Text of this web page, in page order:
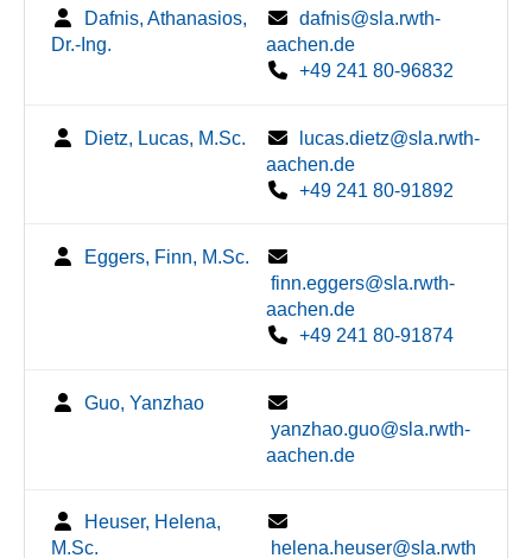
Dafnis, Athanasios,
Dr.-Ing.
dafnis@sla.rwth-
aachen.de
+49 241 80-96832
Dietz, Lucas, M.Sc.
lucas.dietz@sla.rwth-
aachen.de
+49 241 80-91892
Eggers, Finn, M.Sc.
finn.eggers@sla.rwth-
aachen.de
+49 241 80-91874
Guo, Yanzhao
yanzhao.guo@sla.rwth-
aachen.de
Heuser, Helena,
M.Sc.
helena.heuser@sla.rwth